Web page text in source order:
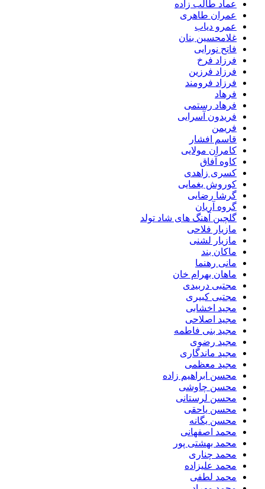
عماد طالب زاده
عمران طاهری
عمرو دیاب
غلامحسین بنان
فاتح نورایی
فرزاد فرخ
فرزاد فرزین
فرزاد فرومند
فرهاد
فرهاد رستمی
فریدون آسرایی
فریمن
قاسم افشار
کامران مولایی
کاوه آفاق
کسری زاهدی
کوروش یغمایی
گرشا رضایی
گروه آریان
گلچین آهنگ های شاد تولد
مازیار فلاحی
مازیار لشنی
ماکان بند
مانی رهنما
ماهان بهرام خان
مجتبی دربیدی
مجتبی کبیری
مجید اخشابی
مجید اصلاحی
مجید بنی فاطمه
مجید رضوی
مجید ماندگاری
مجید معظمی
محسن ابراهیم زاده
محسن چاوشی
محسن لرستانی
محسن یاحقی
محسن یگانه
محمد اصفهانی
محمد بهشتی پور
محمد چناری
محمد علیزاده
محمد لطفی